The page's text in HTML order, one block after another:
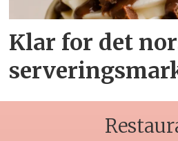
Klar for det